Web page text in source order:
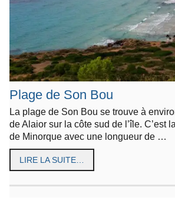
Plage de Son Bou
La plage de Son Bou se trouve à
de Alaior sur la côte sud de l’île. C’est
de Minorque avec une longueur de …
LIRE LA SUITE…